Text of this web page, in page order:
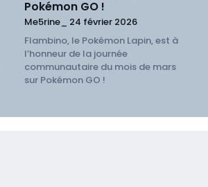
Pokémon GO !
Me5rine_ 24 février 2026
Flambino, le Pokémon Lapin, est à
l’honneur de la journée
communautaire du mois de mars
sur Pokémon GO !